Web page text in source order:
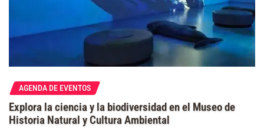
AGENDA DE EVENTOS
Explora la ciencia y la biodiversidad en el Museo de
Historia Natural y Cultura Ambiental